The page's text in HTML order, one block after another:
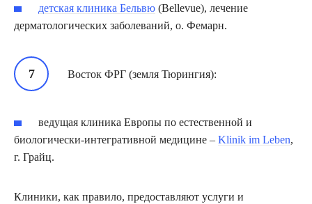
детская клиника Бельвю (Bellevue), лечение
дерматологических заболеваний, о. Фемарн.
Восток ФРГ (земля Тюрингия):
ведущая клиника Европы по естественной и
биологически-интегративной медицине – Klinik im Leben,
г. Грайц.
Клиники, как правило, предоставляют услуги и